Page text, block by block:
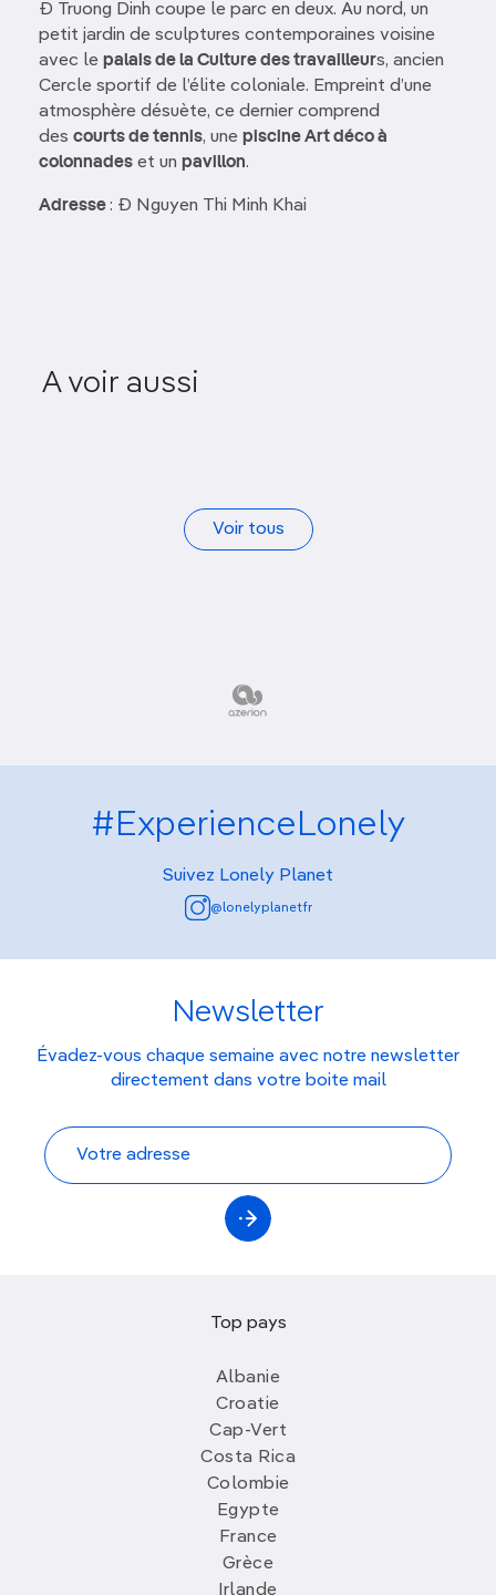
Ð Truong Dinh coupe le parc en deux. Au nord, un
petit jardin de sculptures contemporaines voisine
avec le palais de la Culture des travailleurs, ancien
Cercle sportif de l’élite coloniale. Empreint d’une
atmosphère désuète, ce dernier comprend
des courts de tennis, une piscine Art déco à
colonnades et un pavillon.
Adresse: Ð Nguyen Thi Minh Khai
A voir aussi
Jardin botanique
Voir tous
#ExperienceLonely
Suivez Lonely Planet
@lonelyplanetfr
Newsletter
Évadez-vous chaque semaine avec notre newsletter
directement dans votre boite mail
Top pays
Albanie
Croatie
Cap-Vert
Costa Rica
Colombie
Egypte
France
Grèce
Irlande